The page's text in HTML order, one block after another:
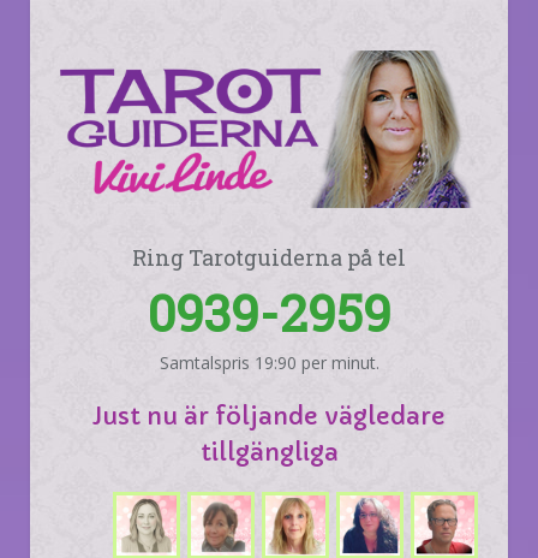
Ring Tarotguiderna på tel
0939-2959
Samtalspris 19:90 per minut.
Just nu är följande vägledare
tillgängliga